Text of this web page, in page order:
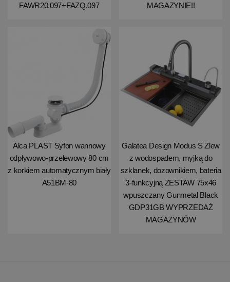
FAWR20.097+FAZQ.097
MAGAZYNIE!!
Alca PLAST Syfon wannowy
odpływowo-przelewowy 80 cm
z korkiem automatycznym biały
A51BM-80
Galatea Design Modus S Zlew
z wodospadem, myjką do
szklanek, dozownikiem, bateria
3-funkcyjną ZESTAW 75x46
wpuszczany Gunmetal Black
GDP31GB WYPRZEDAŻ
MAGAZYNÓW